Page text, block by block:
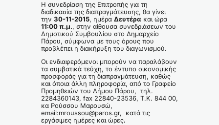
Η συνεδρίαση της Επιτροπής για τη
διαδικασία της διαπραγμάτευσης, θα γίνει
την 30-11-2015, ημέρα Δευτέρα και ώρα
11:00 π.μ., στην αίθουσα συνεδριάσεων του
Δημοτικού Συμβουλίου στο Δημαρχείο
Πάρου, σύμφωνα με τους όρους που
προβλέπει η διακήρυξη του διαγωνισμού.
Οι ενδιαφερόμενοι μπορούν να παραλάβουν
τα συμβατικά τεύχη, το έντυπο οικονομικής
προσφοράς για τη διαπραγμάτευση, καθώς
και όποια άλλη πληροφορία, από το Γραφείο
Προμηθειών του Δήμου Πάρου, τηλ.
2284360143, fax 22840-23536, Τ.Κ. 844 00,
κα Ρούσσου Μαρουσώ,
email:mroussou@paros.gr, κατά τις
εργάσιμες ημέρες και ώρες.